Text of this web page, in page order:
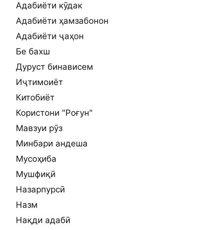
Адабиёти кӯдак
Адабиёти ҳамзабонон
Адабиёти ҷаҳон
Бе бахш
Дуруст бинависем
Иҷтимоиёт
Китобиёт
Користони "Роғун"
Мавзуи рӯз
Минбари андеша
Мусоҳиба
Мушфиқӣ
Назарпурсӣ
Назм
Нақди адабӣ